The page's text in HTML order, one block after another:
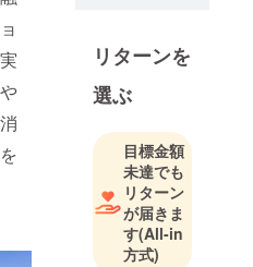
リターンを
選ぶ
目標金額
未達でも
リターン
が届きま
す(All-in
方式)